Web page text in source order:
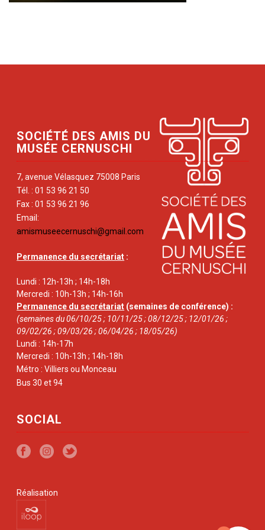
SOCIÉTÉ DES AMIS DU
MUSÉE CERNUSCHI
7, avenue Vélasquez 75008 Paris
Tél. : 01 53 96 21 50
Fax : 01 53 96 21 96
Email:
amismuseecernuschi@gmail.com
Permanence du secrétariat :
Lundi : 12h-13h ; 14h-18h
Mercredi : 10h-13h ; 14h-16h
Permanence du secrétariat (semaines de conférence) :
(semaines du 06/10/25 ; 10/11/25 ; 08/12/25 ; 12/01/26 ;
09/02/26 ; 09/03/26 ; 06/04/26 ; 18/05/26)
Lundi : 14h-17h
Mercredi : 10h-13h ; 14h-18h
Métro : Villiers ou Monceau
Bus 30 et 94
SOCIAL
Réalisation